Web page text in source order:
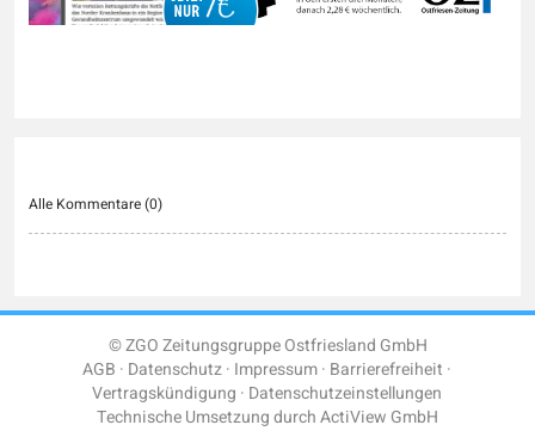
Alle Kommentare (0)
© ZGO Zeitungsgruppe Ostfriesland GmbH
AGB Datenschutz Impressum Barrierefreiheit
Vertragskündigung Datenschutzeinstellungen
Technische Umsetzung durchActiView GmbH